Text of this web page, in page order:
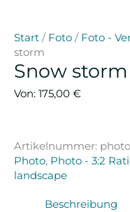
Start / Foto / Foto -
storm
Snow storm
Von: 175,00 €
Artikelnummer:
Photo, Photo - 3:2
landscape
Beschreibung